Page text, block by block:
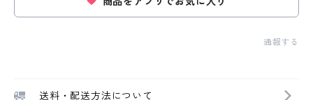
通報する
送料・配送方法について